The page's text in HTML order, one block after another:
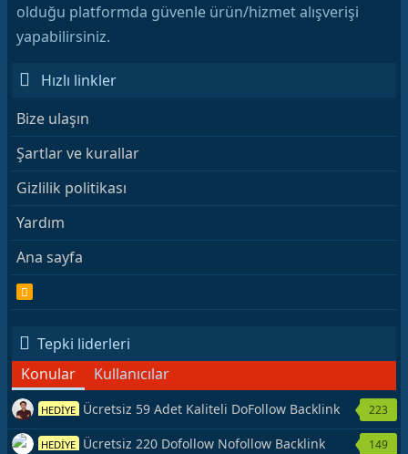
olduğu platformda güvenle ürün/hizmet alışverişi
yapabilirsiniz.
Hızlı linkler
Bize ulaşın
Şartlar ve kurallar
Gizlilik politikası
Yardım
Ana sayfa
R
S
Tepki liderleri
Konular
Kullanıcılar
HEDİYE Ücretsiz 59 Adet Kaliteli DoFollow Backlink
Kaynağı Veriyorum.
223
HEDİYE Ücretsiz 220 Dofollow Nofollow Backlink
149